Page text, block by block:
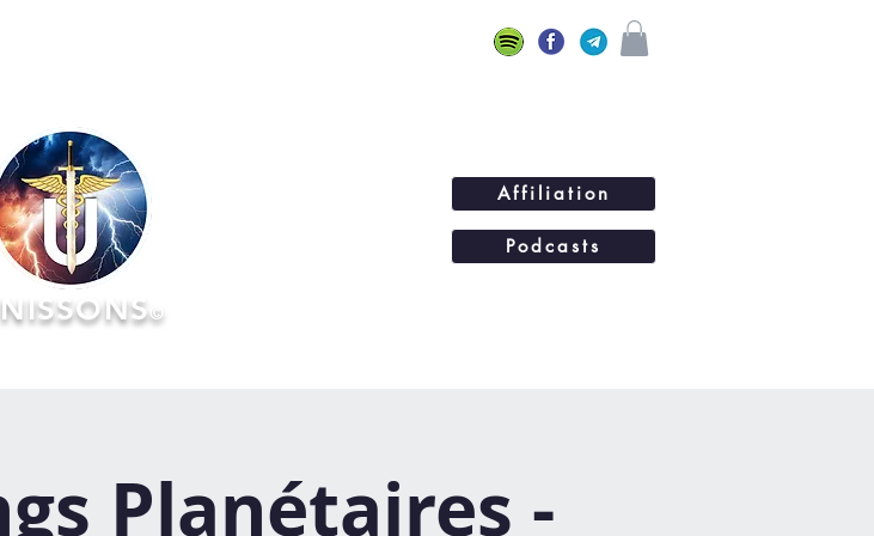
Affiliation
Podcasts
©
Planétaires -